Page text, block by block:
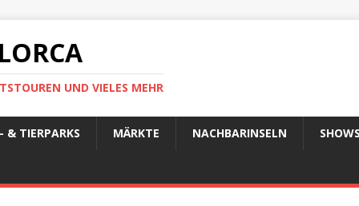
UND VIELES MEHR
& TIERPARKS MÄRKTE NACHBARINSELN